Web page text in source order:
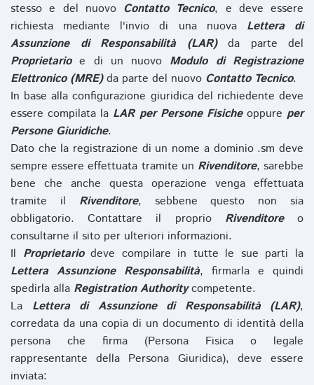
stesso e del nuovo Contatto Tecnico, e deve essere
richiesta mediante l'invio di una nuova Lettera di
Assunzione di Responsabilità (LAR)da parte del
Proprietarioe di un nuovo Modulo di Registrazione
Elettronico (MRE)da parte del nuovo Contatto Tecnico.
In base alla configurazione giuridica del richiedente deve
essere compilata la LAR per Persone Fisicheoppure per
Persone Giuridiche.
Dato che la registrazione di un nome a dominio .sm deve
sempre essere effettuata tramite un Rivenditore, sarebbe
bene che anche questa operazione venga effettuata
tramite il Rivenditore, sebbene questo non sia
obbligatorio. Contattare il proprio Rivenditoreo
consultarne il sito per ulteriori informazioni.
Il Proprietariodeve compilare in tutte le sue parti la
Lettera Assunzione Responsabilità, firmarla e quindi
spedirla alla Registration Authoritycompetente.
La Lettera di Assunzione di Responsabilità (LAR),
corredata da una copia di un documento di identità della
persona che firma (Persona Fisica o legale
rappresentante della Persona Giuridica), deve essere
inviata: